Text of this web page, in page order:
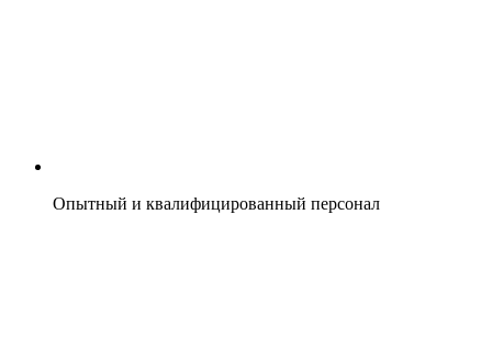
Опытный и квалифицированный персонал